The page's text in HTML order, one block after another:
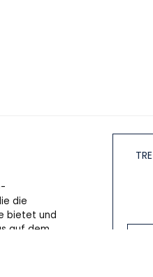
die
bietet und
auf dem